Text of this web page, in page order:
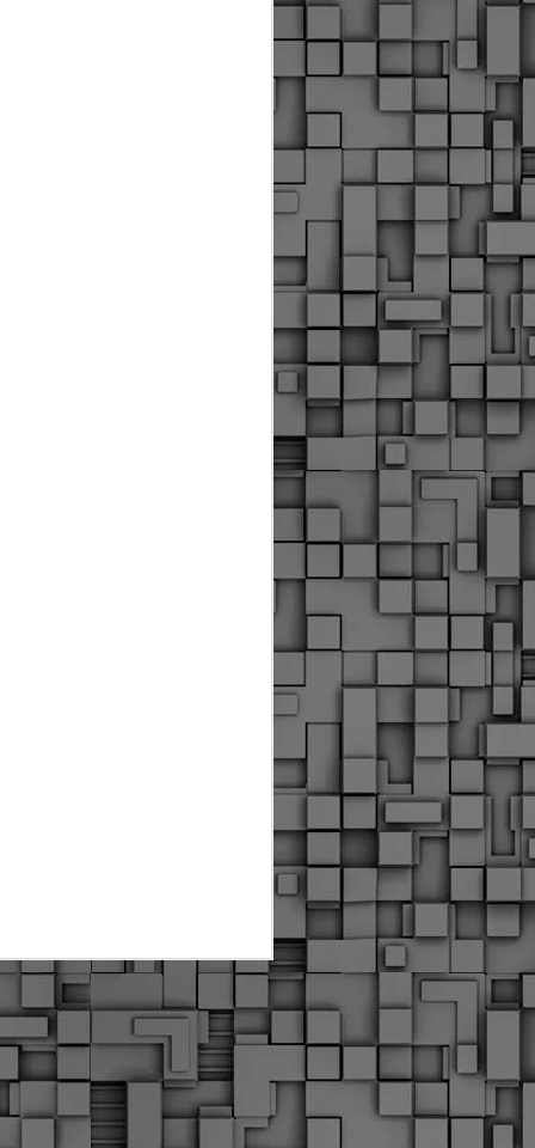
αστυνομικούς, οι οποίοι έχουν
εκπαίδευσή τους και
καθήκοντα.
οποία θα χρησιμοποιούνται για